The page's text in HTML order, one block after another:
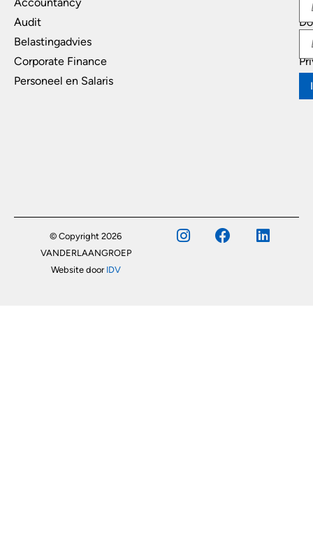
Accountancy
Audit
Belastingadvies
Corporate Finance
Personeel en Salaris
© Copyright 2026
VANDERLAANGROEP
Website door IDV